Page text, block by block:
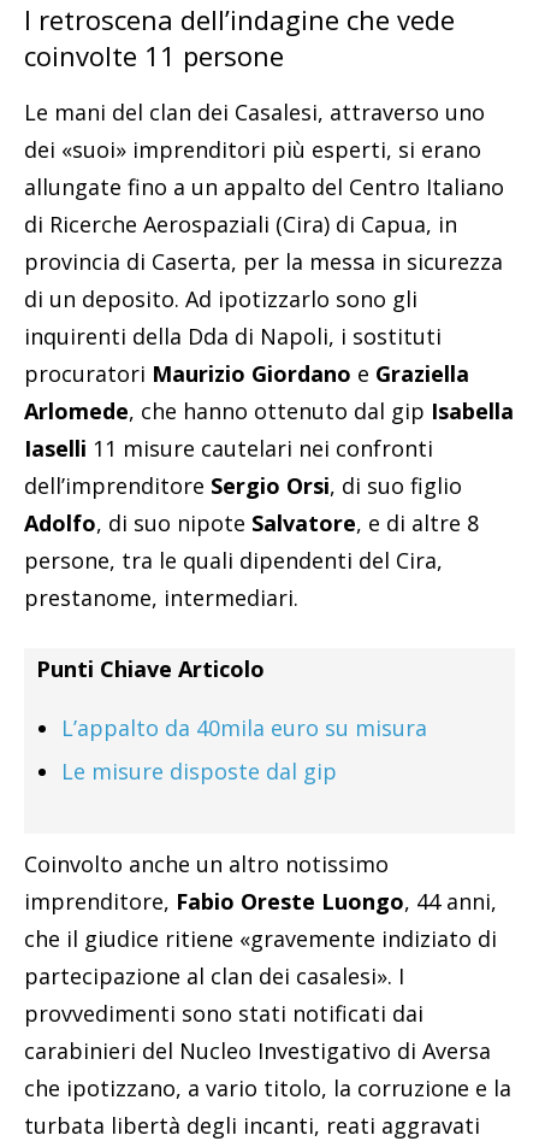
I retroscena dell’indagine che vede
coinvolte 11 persone
Le mani del clan dei Casalesi, attraverso uno
dei «suoi» imprenditori più esperti, si erano
allungate fino a un appalto del Centro Italiano
di Ricerche Aerospaziali (Cira) di Capua, in
provincia di Caserta, per la messa in sicurezza
di un deposito. Ad ipotizzarlo sono gli
inquirenti della Dda di Napoli, i sostituti
procuratori Maurizio Giordano e Graziella
Arlomede, che hanno ottenuto dal gip Isabella
Iaselli 11 misure cautelari nei confronti
dell’imprenditore Sergio Orsi, di suo figlio
Adolfo, di suo nipote Salvatore, e di altre 8
persone, tra le quali dipendenti del Cira,
prestanome, intermediari.
Punti Chiave Articolo
L’appalto da 40mila euro su misura
Le misure disposte dal gip
Coinvolto anche un altro notissimo
imprenditore, Fabio Oreste Luongo, 44 anni,
che il giudice ritiene «gravemente indiziato di
partecipazione al clan dei casalesi». I
provvedimenti sono stati notificati dai
carabinieri del Nucleo Investigativo di Aversa
che ipotizzano, a vario titolo, la corruzione e la
turbata libertà degli incanti, reati aggravati